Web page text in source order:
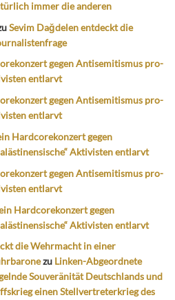
immer die anderen
Sevim Dağdelen entdeckt die
gegen Antisemitismus pro-
entlarvt
gegen Antisemitismus pro-
entlarvt
Hardcorekonzert gegen
Aktivisten entlarvt
gegen Antisemitismus pro-
entlarvt
Hardcorekonzert gegen
Aktivisten entlarvt
die Wehrmacht in einer
zu Linken-Abgeordnete
Souveränität Deutschlands und
einen Stellvertreterkrieg des